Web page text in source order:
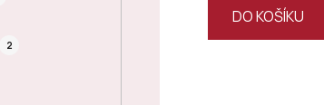
2
DO KOŠÍKU